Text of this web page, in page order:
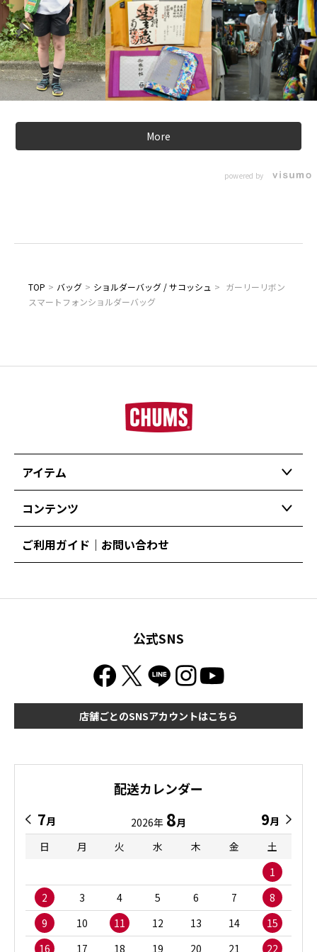
More
powered by
TOP > バッグ > ショルダーバッグ / サコッシュ > ガーリーリボン
スマートフォンショルダーバッグ
アイテム
コンテンツ
ご利用ガイド｜お問い合わせ
公式SNS
店舗ごとのSNSアカウントはこちら
配送カレンダー
7月 2026年 8月 9月
日
月 火 水 木 金
土
1
2
3 4 5 6 7
8
9
10 11 12 13 14
15
16
17 18 19 20 21 22